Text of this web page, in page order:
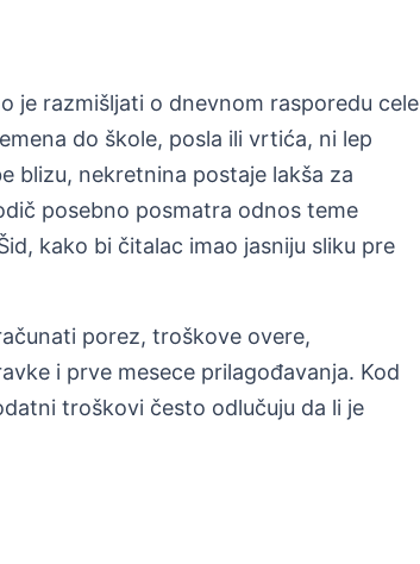
je razmišljati o dnevnom rasporedu cele
do škole, posla ili vrtića, ni lep
blizu, nekretnina postaje lakša za
posebno posmatra odnos teme
kako bi čitalac imao jasniju sliku pre
porez, troškove overe,
i prve mesece prilagođavanja. Kod
troškovi često odlučuju da li je